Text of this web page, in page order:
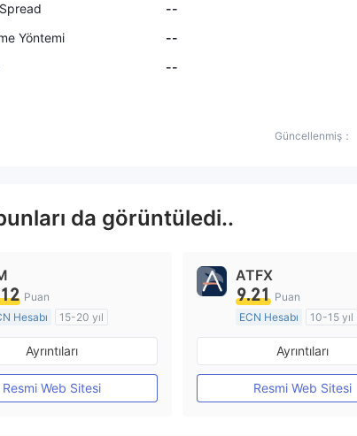
--
Yöntemi
--
--
Güncellenmiş：
da görüntüledi..
Puan
Hesabı
15-20 yıl
Düzenleyici Ülke/Bölge: Avustralya
Yapıcılık (MM)
Tam Lisans
Ayrıntıları
Resmi Web Sitesi
ATFX
9.21 Puan
ECN Hesabı
10-15 yıl
Pazar Yapıcılık (MM)
MT4 Tam Lisans
Ayrıntıları
Resmi Web Sitesi